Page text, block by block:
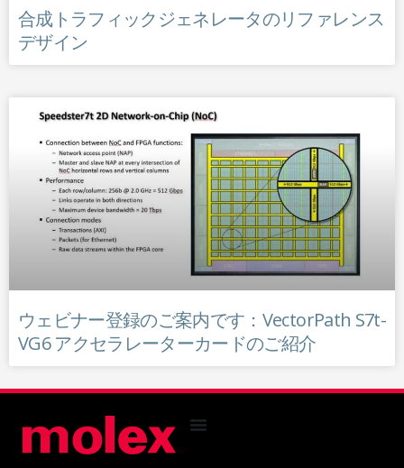
合成トラフィックジェネレータのリファレンス
デザイン
ウェビナー登録のご案内です：VectorPath S7t-
VG6 アクセラレーターカードのご紹介